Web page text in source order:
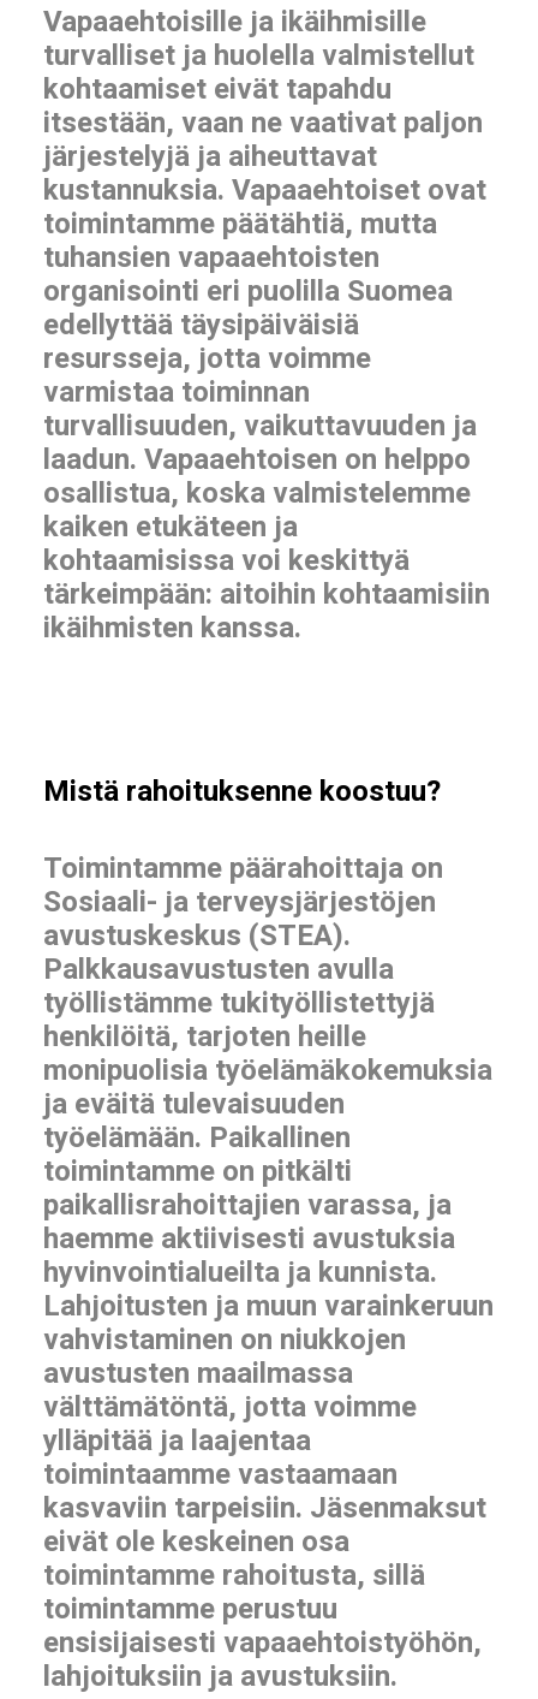
Vapaaehtoisille ja ikäihmisille
turvalliset ja huolella valmistellut
kohtaamiset eivät tapahdu
itsestään, vaan ne vaativat paljon
järjestelyjä ja aiheuttavat
kustannuksia. Vapaaehtoiset ovat
toimintamme päätähtiä, mutta
tuhansien vapaaehtoisten
organisointi eri puolilla Suomea
edellyttää täysipäiväisiä
resursseja, jotta voimme
varmistaa toiminnan
turvallisuuden, vaikuttavuuden ja
laadun. Vapaaehtoisen on helppo
osallistua, koska valmistelemme
kaiken etukäteen ja
kohtaamisissa voi keskittyä
tärkeimpään: aitoihin kohtaamisiin
ikäihmisten kanssa.
Mistä rahoituksenne koostuu?
Toimintamme päärahoittaja on
Sosiaali- ja terveysjärjestöjen
avustuskeskus (STEA).
Palkkausavustusten avulla
työllistämme tukityöllistettyjä
henkilöitä, tarjoten heille
monipuolisia työelämäkokemuksia
ja eväitä tulevaisuuden
työelämään. Paikallinen
toimintamme on pitkälti
paikallisrahoittajien varassa, ja
haemme aktiivisesti avustuksia
hyvinvointialueilta ja kunnista.
Lahjoitusten ja muun varainkeruun
vahvistaminen on niukkojen
avustusten maailmassa
välttämätöntä, jotta voimme
ylläpitää ja laajentaa
toimintaamme vastaamaan
kasvaviin tarpeisiin. Jäsenmaksut
eivät ole keskeinen osa
toimintamme rahoitusta, sillä
toimintamme perustuu
ensisijaisesti vapaaehtoistyöhön,
lahjoituksiin ja avustuksiin.